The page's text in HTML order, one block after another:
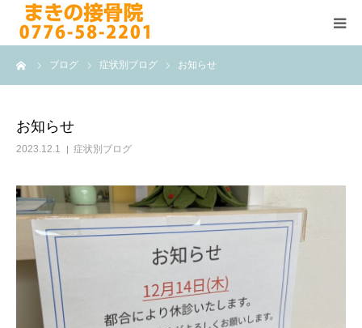
ブログ 症状別ブログ お知らせ
お知らせ
2023.12.1 症状別ブログ
HOME
医院案内
院長紹介
ブログ